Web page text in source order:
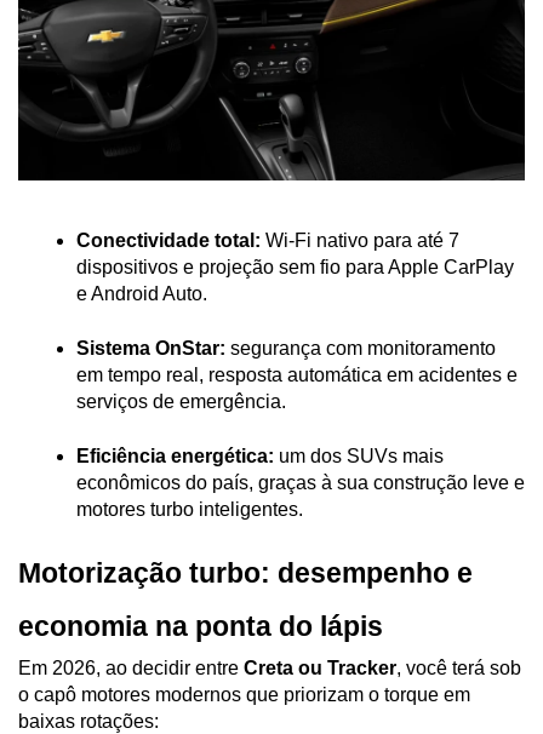
Conectividade total: Wi-Fi nativo para até 7
dispositivos e projeção sem fio para Apple CarPlay
e Android Auto.
Sistema OnStar: segurança com monitoramento
em tempo real, resposta automática em acidentes e
serviços de emergência.
Eficiência energética: um dos SUVs mais
econômicos do país, graças à sua construção leve e
motores turbo inteligentes.
Motorização turbo: desempenho e
economia na ponta do lápis
Em 2026, ao decidir entre Creta ou Tracker, você terá sob
o capô motores modernos que priorizam o torque em
baixas rotações: